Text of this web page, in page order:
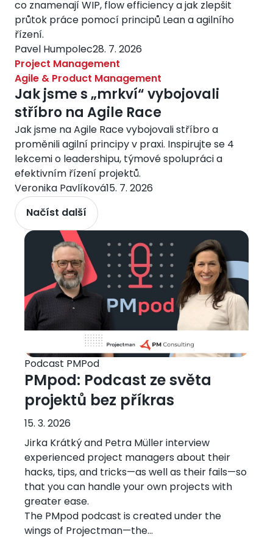
co znamenají WIP, flow efficiency a jak zlepšit
průtok práce pomocí principů Lean a agilního
řízení.
Pavel Humpolec28. 7. 2026
Project Management
Agile & Product Management
Jak jsme s „mrkví“ vybojovali
stříbro na Agile Race
Jak jsme na Agile Race vybojovali stříbro a
proměnili agilní principy v praxi. Inspirujte se 4
lekcemi o leadershipu, týmové spolupráci a
efektivním řízení projektů.
Veronika Pavlíková15. 7. 2026
Načíst další
Obrázek
Podcast PMPod
PMpod: Podcast ze světa
projektů bez příkras
15. 3. 2026
Jirka Krátký and Petra Müller interview
experienced project managers about their
hacks, tips, and tricks—as well as their fails—so
that you can handle your own projects with
greater ease.
The PMpod podcast is created under the
wings of Projectman—the...